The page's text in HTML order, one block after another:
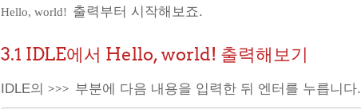
Hello, world! 출력부터 시작해보죠.
3.1 IDLE에서 Hello, world! 출력해보기
IDLE의>>> 부분에 다음 내용을 입력한 뒤 엔터를 누릅니다.